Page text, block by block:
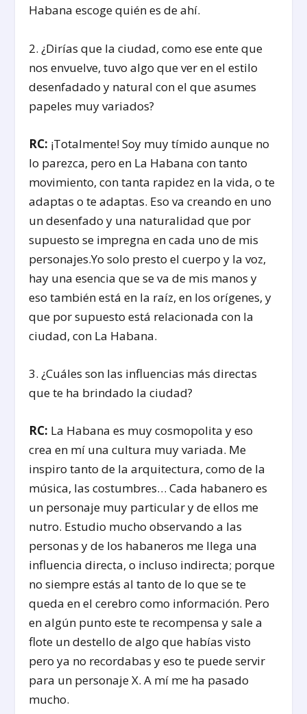
Habana escoge quién es de ahí.
2. ¿Dirías que la ciudad, como ese ente que
nos envuelve, tuvo algo que ver en el estilo
desenfadado y natural con el que asumes
papeles muy variados?
RC: ¡Totalmente! Soy muy tímido aunque no
lo parezca, pero en La Habana con tanto
movimiento, con tanta rapidez en la vida, o te
adaptas o te adaptas. Eso va creando en uno
un desenfado y una naturalidad que por
supuesto se impregna en cada uno de mis
personajes.Yo solo presto el cuerpo y la voz,
hay una esencia que se va de mis manos y
eso también está en la raíz, en los orígenes, y
que por supuesto está relacionada con la
ciudad, con La Habana.
3. ¿Cuáles son las influencias más directas
que te ha brindado la ciudad?
RC: La Habana es muy cosmopolita y eso
crea en mí una cultura muy variada. Me
inspiro tanto de la arquitectura, como de la
música, las costumbres… Cada habanero es
un personaje muy particular y de ellos me
nutro. Estudio mucho observando a las
personas y de los habaneros me llega una
influencia directa, o incluso indirecta; porque
no siempre estás al tanto de lo que se te
queda en el cerebro como información. Pero
en algún punto este te recompensa y sale a
flote un destello de algo que habías visto
pero ya no recordabas y eso te puede servir
para un personaje X. A mí me ha pasado
mucho.